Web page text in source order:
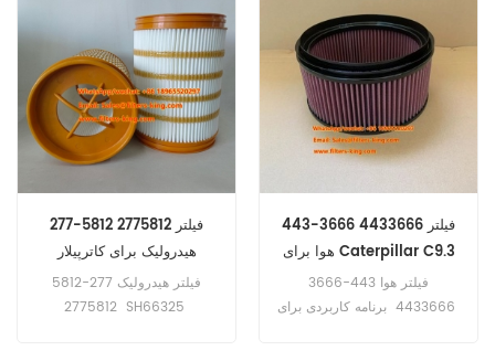
277-5812 2775812 فیلتر
هیدرولیک برای کاترپیلار
فیلتر هیدرولیک 277-5812
2775812 SH66325
443-3666 4433666 فیلتر
هوا برای Caterpillar C9.3
فیلتر هوا 443-3666
4433666 برنامه کاربردی برای